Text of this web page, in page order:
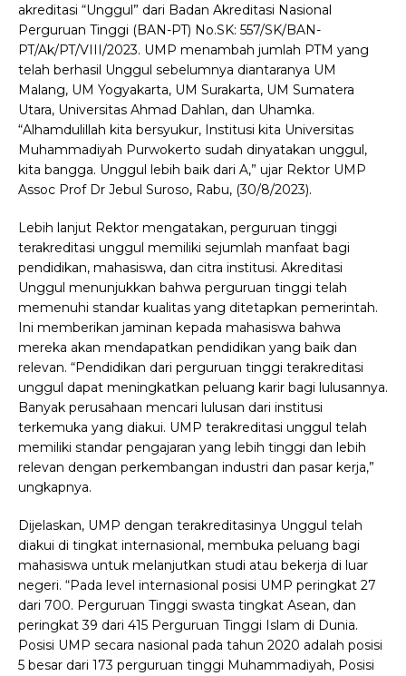
akreditasi “Unggul” dari Badan Akreditasi Nasional
Perguruan Tinggi (BAN-PT) No.SK: 557/SK/BAN-
PT/Ak/PT/VIII/2023. UMP menambah jumlah PTM yang
telah berhasil Unggul sebelumnya diantaranya UM
Malang, UM Yogyakarta, UM Surakarta, UM Sumatera
Utara, Universitas Ahmad Dahlan, dan Uhamka.
“Alhamdulillah kita bersyukur, Institusi kita Universitas
Muhammadiyah Purwokerto sudah dinyatakan unggul,
kita bangga. Unggul lebih baik dari A,” ujar Rektor UMP
Assoc Prof Dr Jebul Suroso, Rabu, (30/8/2023).
Lebih lanjut Rektor mengatakan, perguruan tinggi
terakreditasi unggul memiliki sejumlah manfaat bagi
pendidikan, mahasiswa, dan citra institusi. Akreditasi
Unggul menunjukkan bahwa perguruan tinggi telah
memenuhi standar kualitas yang ditetapkan pemerintah.
Ini memberikan jaminan kepada mahasiswa bahwa
mereka akan mendapatkan pendidikan yang baik dan
relevan. “Pendidikan dari perguruan tinggi terakreditasi
unggul dapat meningkatkan peluang karir bagi lulusannya.
Banyak perusahaan mencari lulusan dari institusi
terkemuka yang diakui. UMP terakreditasi unggul telah
memiliki standar pengajaran yang lebih tinggi dan lebih
relevan dengan perkembangan industri dan pasar kerja,”
ungkapnya.
Dijelaskan, UMP dengan terakreditasinya Unggul telah
diakui di tingkat internasional, membuka peluang bagi
mahasiswa untuk melanjutkan studi atau bekerja di luar
negeri. “Pada level internasional posisi UMP peringkat 27
dari 700. Perguruan Tinggi swasta tingkat Asean, dan
peringkat 39 dari 415 Perguruan Tinggi Islam di Dunia.
Posisi UMP secara nasional pada tahun 2020 adalah posisi
5 besar dari 173 perguruan tinggi Muhammadiyah, Posisi